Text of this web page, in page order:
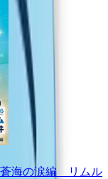
海の涙編 リムル